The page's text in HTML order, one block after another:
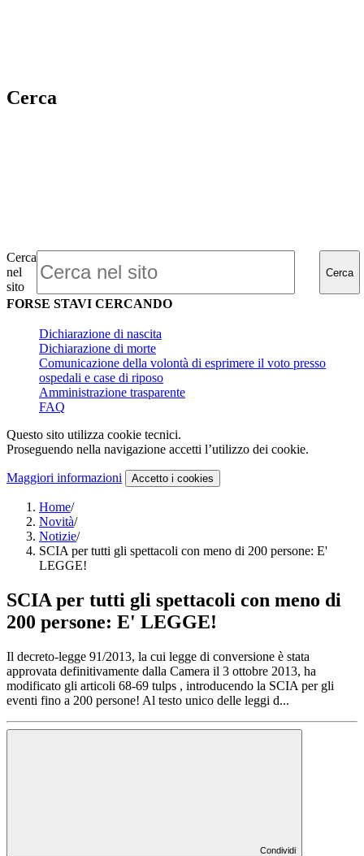
Cerca
Cerca
nel
sito
Cerca
FORSE STAVI CERCANDO
Dichiarazione di nascita
Dichiarazione di morte
Comunicazione della volontà di esprimere il voto presso
ospedali e case di riposo
Amministrazione trasparente
FAQ
Questo sito utilizza cookie tecnici.
Proseguendo nella navigazione accetti l’utilizzo dei cookie.
Maggiori informazioni Accetto i cookies
Home/
Novità/
Notizie/
SCIA per tutti gli spettacoli con meno di 200 persone: E'
LEGGE!
SCIA per tutti gli spettacoli con meno di
200 persone: E' LEGGE!
Il decreto-legge 91/2013, la cui legge di conversione è stata
approvata definitivamente dalla Camera il 3 ottobre 2013, ha
modificato gli articoli 68-69 tulps , introducendo la SCIA per gli
eventi fino a 200 persone! Al testo unico delle leggi d...
Condividi